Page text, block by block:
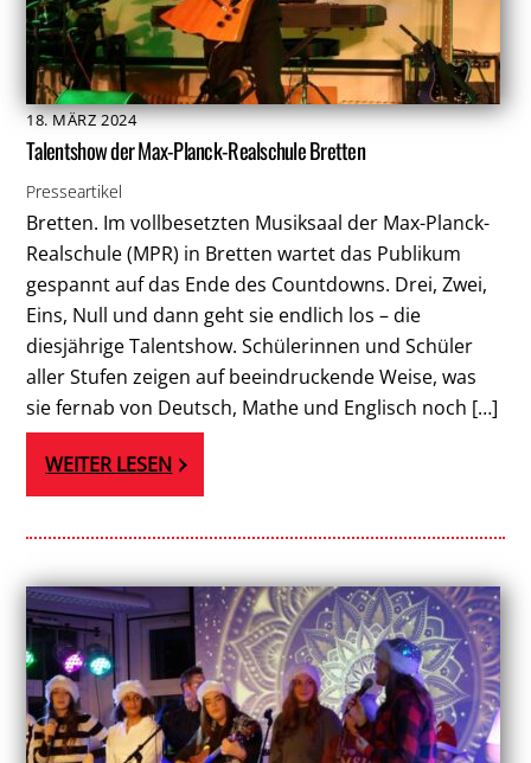
18.MÄRZ2024
Talentshow der Max-Planck-Realschule Bretten
Presseartikel
Bretten. Im vollbesetzten Musiksaal der Max-Planck-
Realschule (MPR) in Bretten wartet das Publikum
gespannt auf das Ende des Countdowns. Drei, Zwei,
Eins, Null und dann geht sie endlich los – die
diesjährige Talentshow. Schülerinnen und Schüler
aller Stufen zeigen auf beeindruckende Weise, was
sie fernab von Deutsch, Mathe und Englisch noch […]
WEITER LESEN